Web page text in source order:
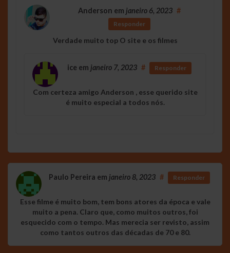
Anderson em janeiro 6, 2023 #
Responder
Verdade muito top O site e os filmes
ice em janeiro 7, 2023 # Responder
Com certeza amigo Anderson , esse querido site
é muito especial a todos nós.
Paulo Pereira em janeiro 8, 2023 # Responder
Esse filme é muito bom, tem bons atores da época e vale
muito a pena. Claro que, como muitos outros, foi
esquecido com o tempo. Mas merecia ser revisto, assim
como tantos outros das décadas de 70 e 80.